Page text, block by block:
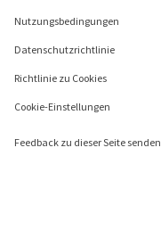
Nutzungsbedingungen
Datenschutzrichtlinie
Richtlinie zu Cookies
Cookie-Einstellungen
Feedback zu dieser Seite senden